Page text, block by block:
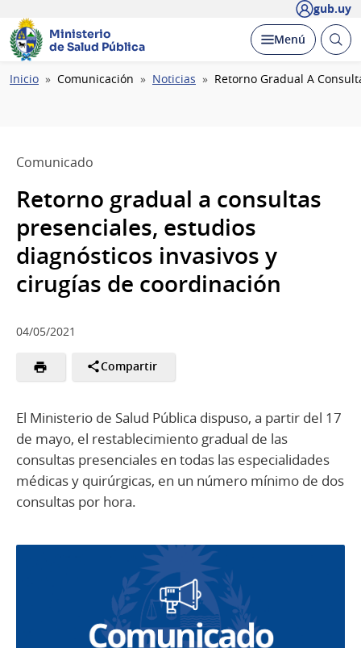
gub.uy
Ministerio
de Salud Pública
Desplegar
Menú Abrir
Ruta
Inicio Comunicación Noticias Retorno Gradual A
Comunicado
Retorno gradual a consultas
presenciales, estudios
diagnósticos invasivos y
cirugías de coordinación
04/05/2021
Compartir
El Ministerio de Salud Pública dispuso, a partir del 17
de mayo, el restablecimiento gradual de las
consultas presenciales en todas las especialidades
médicas y quirúrgicas, en un número mínimo de dos
consultas por hora.